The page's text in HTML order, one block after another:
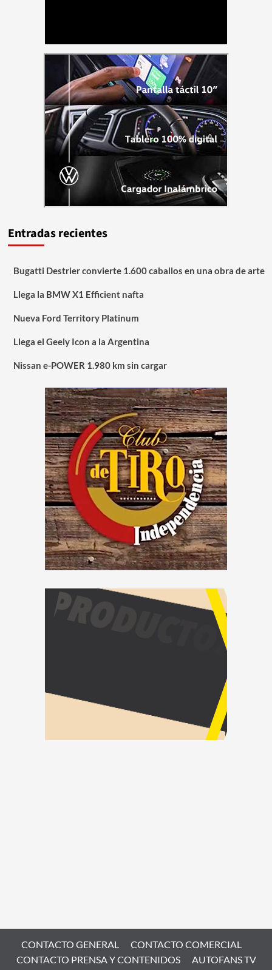
Entradas recientes
Bugatti Destrier convierte 1.600 caballos en una obra de arte
Llega la BMW X1 Efficient nafta
Nueva Ford Territory Platinum
Llega el Geely Icon a la Argentina
Nissan e-POWER 1.980 km sin cargar
CONTACTO GENERAL
CONTACTO COMERCIAL
CONTACTO PRENSA Y CONTENIDOS
AUTOFANS TV